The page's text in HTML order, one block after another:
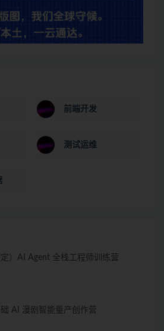
前端开发
测试运维
定）AI Agent 全栈工程师训练营
AI 漫剧智能量产创作营